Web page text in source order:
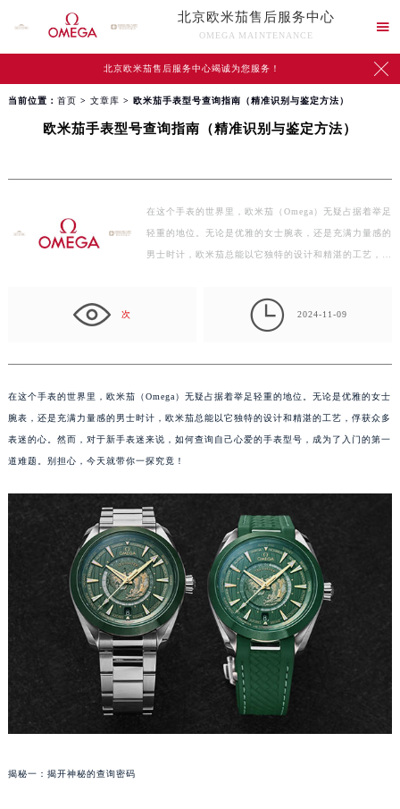
北京欧米茄售后服务中心
OMEGA MAINTENANCE

北京欧米茄售后服务中心竭诚为您服务！ 
当前位置： 首页 > 文章库 > 欧米茄手表型号查询指南（精准识别与鉴定方法）
欧米茄手表型号查询指南（精准识别与鉴定方法）
在这个手表的世界里，欧米茄（Omega）无疑占据着举足
轻重的地位。无论是优雅的女士腕表，还是充满力量感的
男士时计，欧米茄总能以它独特的设计和精湛的工艺，俘
次  2024-11-09
在这个手表的世界里，欧米茄（Omega）无疑占据着举足轻重的地位。无论是优雅的女士
腕表，还是充满力量感的男士时计，欧米茄总能以它独特的设计和精湛的工艺，俘获众多
表迷的心。然而，对于新手表迷来说，如何查询自己心爱的手表型号，成为了入门的第一
道难题。别担心，今天就带你一探究竟！
揭秘一：揭开神秘的查询密码